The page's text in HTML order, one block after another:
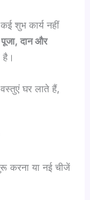
शुभ कार्य नहीं
पूजा, दान और
है।
घर लाते हैं,
करना या नई चीजें